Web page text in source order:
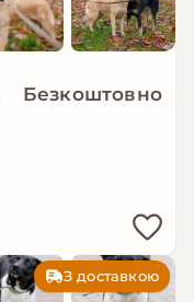
Безкоштовно
З доставкою